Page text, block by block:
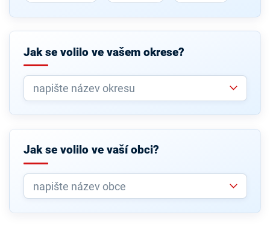
Jak se volilo ve vašem okrese?
Jak se volilo ve vaší obci?